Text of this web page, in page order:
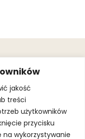
jakość
treści
użytkowników
przycisku
na wykorzystywanie
JOIN OUR
MAILING
By subscribing,
you agree to
ourTerms of
UseandPrivacy